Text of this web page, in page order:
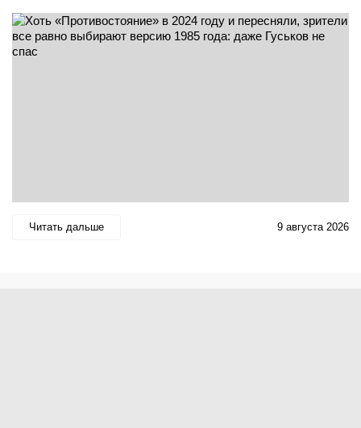
Читать дальше 9 августа 2026